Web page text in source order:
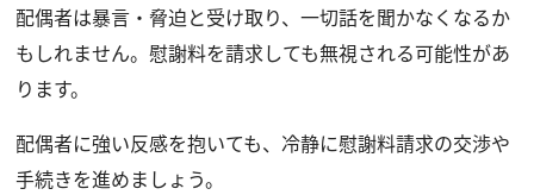
配偶者は暴言・脅迫と受け取り、一切話を聞かなくなるか
もしれません。慰謝料を請求しても無視される可能性があ
ります。
配偶者に強い反感を抱いても、冷静に慰謝料請求の交渉や
手続きを進めましょう。